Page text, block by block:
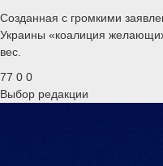
Созданная с громкими
Украины «коалиция
вес.
77 0 0
Выбор редакции